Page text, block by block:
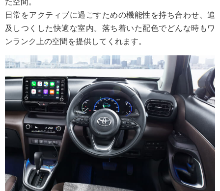
日常をアクティブに過ごすための機能性を持ち合わせ、追
及しつくした快適な室内。落ち着いた配色でどんな時もワ
ンランク上の空間を提供してくれます。